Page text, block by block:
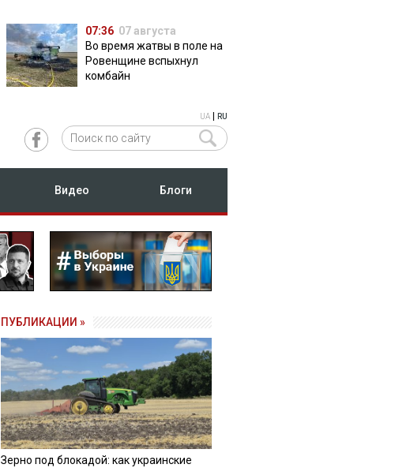
07:36 07 августа
Во время жатвы в поле на
Ровенщине вспыхнул
комбайн
UA RU
Видео Блоги
ПУБЛИКАЦИИ »
Зерно под блокадой: как украинские